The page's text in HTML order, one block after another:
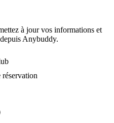
à jour vos informations et
Anybuddy.
réservation